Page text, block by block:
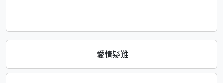
愛情疑難